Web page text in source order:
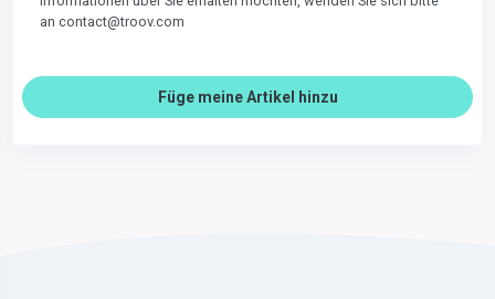
an contact@troov.com
Füge meine Artikel hinzu